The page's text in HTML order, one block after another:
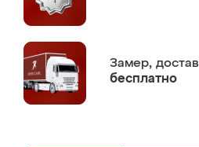
Замер,
бесплатно